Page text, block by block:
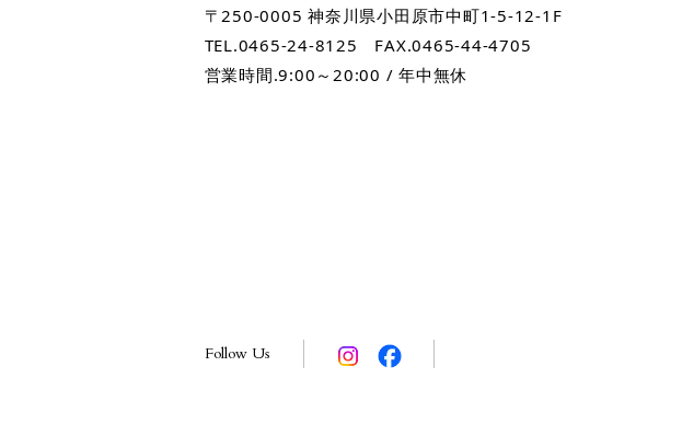
〒250-0005 神奈川県小田原市中町1-5-12-1F
TEL.0465-24-8125 FAX.0465-44-4705
営業時間.9:00～20:00 / 年中無休
Follow Us